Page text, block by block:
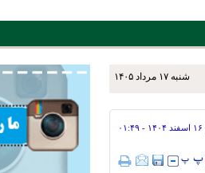
شنبه ۱۷ مرداد ۱۴۰۵
۱۶ اسفند ۱۴۰۴ - ۰۱:۴۹